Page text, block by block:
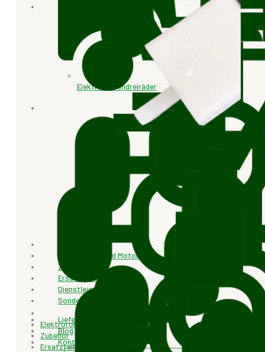
Elektroroller und Motorräder
Zubehör
Ersatzteile
Dienstleistungen
Sonderangebot
Lieferung & Rücksendung
Blog
Kontakt
Elektroroller und Motorräder
Zubehör
Ersatzteile
Elektr. Lastendreiräder